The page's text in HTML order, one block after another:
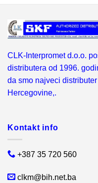
CLK-Interpromet d.o.o.
distributera od 1996.
da smo najveci
Hercegovine,.
Kontakt info
+387 35 720 560
clkm@bih.net.ba